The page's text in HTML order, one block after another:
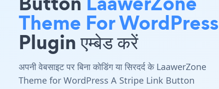
Theme For WordPress
Plugin एम्बेड करें
अपनी वेबसाइट पर बिना कोडिंग या सिरदर्द के LaawerZone
Theme for WordPress A Stripe Link Button